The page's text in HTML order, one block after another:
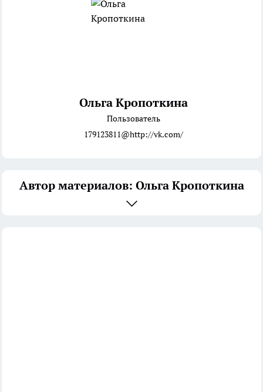
Ольга Кропоткина
Пользователь
179123811@http://vk.com/
Автор материалов: Ольга Кропоткина